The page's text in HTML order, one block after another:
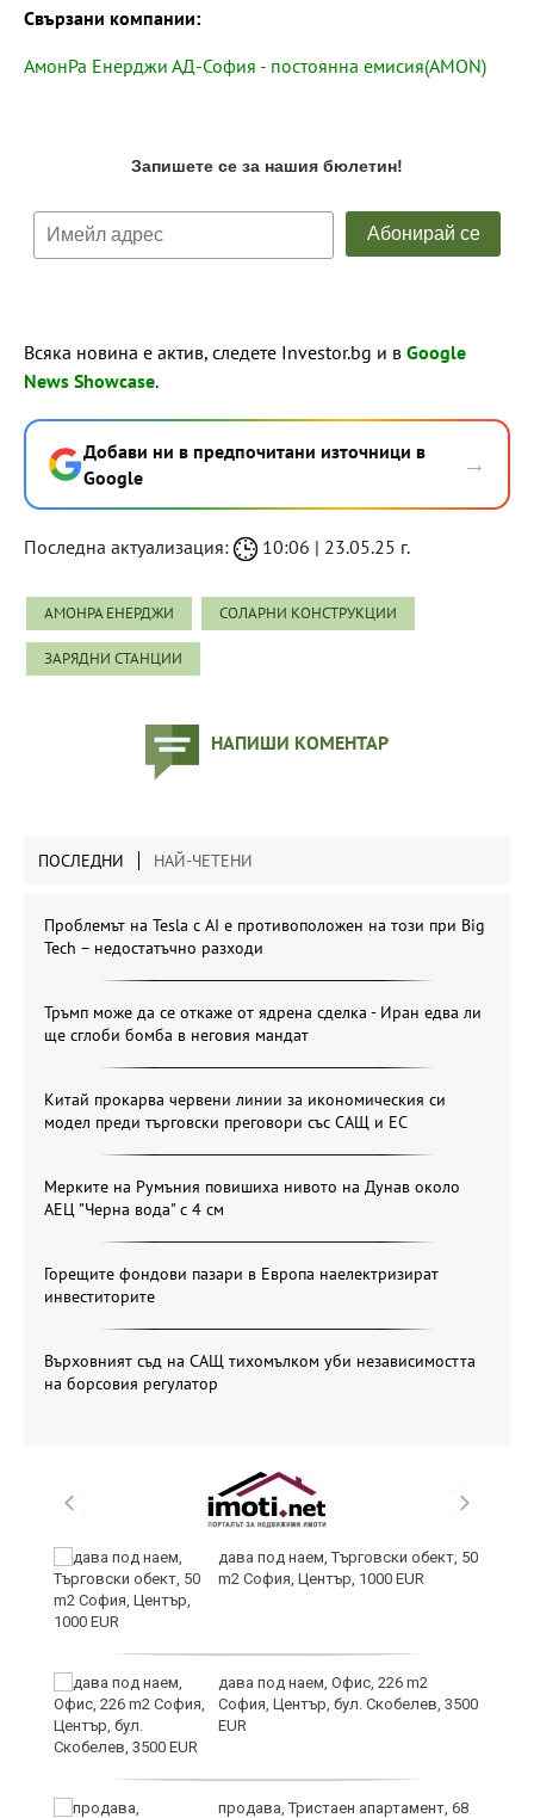
Свързани компании:
АмонРа Енерджи АД-София - постоянна емисия(AMON)
Всяка новина е актив, следете Investor.bg и в Google
News Showcase.
Добави ни в предпочитани източници в
Google
→
Последна актуализация: 10:06 | 23.05.25 г.
АМОНРА ЕНЕРДЖИ СОЛАРНИ КОНСТРУКЦИИ
ЗАРЯДНИ СТАНЦИИ
НАПИШИ КОМЕНТАР
ПОСЛЕДНИ НАЙ-ЧЕТЕНИ
Проблемът на Tesla с AI е противоположен на този при Big
Tech – недостатъчно разходи
Тръмп може да се откаже от ядрена сделка - Иран едва ли
ще сглоби бомба в неговия мандат
Китай прокарва червени линии за икономическия си
модел преди търговски преговори със САЩ и ЕС
Мерките на Румъния повишиха нивото на Дунав около
АЕЦ "Черна вода" с 4 см
Горещите фондови пазари в Европа наелектризират
инвеститорите
Върховният съд на САЩ тихомълком уби независимостта
на борсовия регулатор
дава под наем, Търговски обект, 50
m2 София, Център, 1000 EUR
дава под наем, Офис, 226 m2
София, Център, бул. Скобелев, 3500
EUR
продава, Тристаен апартамент, 68